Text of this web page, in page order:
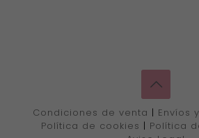
Condiciones de venta | Envíos
Política de cookies | Política